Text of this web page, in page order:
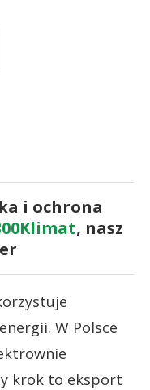
i ochrona
, nasz
W Polsce
krok to eksport